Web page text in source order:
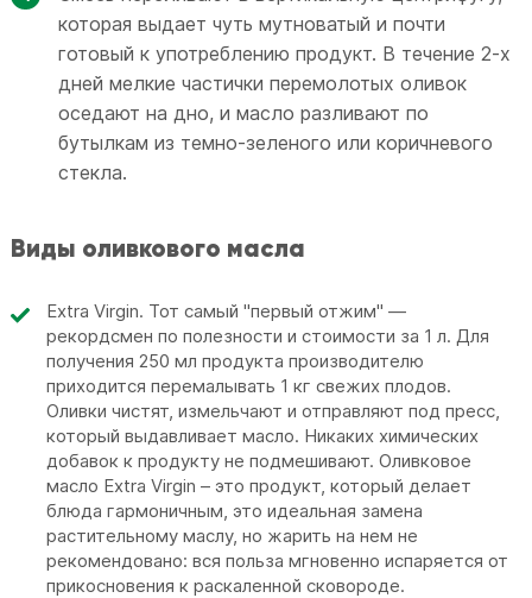
которая выдает чуть мутноватый и почти
готовый к употреблению продукт. В течение 2-х
дней мелкие частички перемолотых оливок
оседают на дно, и масло разливают по
бутылкам из темно-зеленого или коричневого
стекла.
Виды оливкового масла
Extra Virgin. Тот самый "первый отжим" —
рекордсмен по полезности и стоимости за 1 л. Для
получения 250 мл продукта производителю
приходится перемалывать 1 кг свежих плодов.
Оливки чистят, измельчают и отправляют под пресс,
который выдавливает масло. Никаких химических
добавок к продукту не подмешивают. Оливковое
масло Extra Virgin – это продукт, который делает
блюда гармоничным, это идеальная замена
растительному маслу, но жарить на нем не
рекомендовано: вся польза мгновенно испаряется от
прикосновения к раскаленной сковороде.